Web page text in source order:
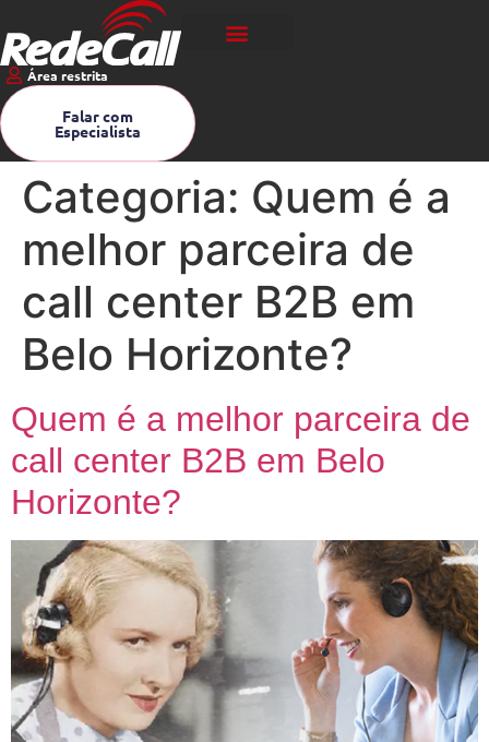
Área restrita
Falar com
Especialista
Categoria: Quem é a
melhor parceira de
call center B2B em
Belo Horizonte?
Quem é a melhor parceira de
call center B2B em Belo
Horizonte?